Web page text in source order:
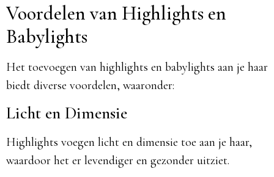
Voordelen van Highlights en
Babylights
Het toevoegen van highlights en babylights aan je haar
biedt diverse voordelen, waaronder:
Licht en Dimensie
Highlights voegen licht en dimensie toe aan je haar,
waardoor het er levendiger en gezonder uitziet.